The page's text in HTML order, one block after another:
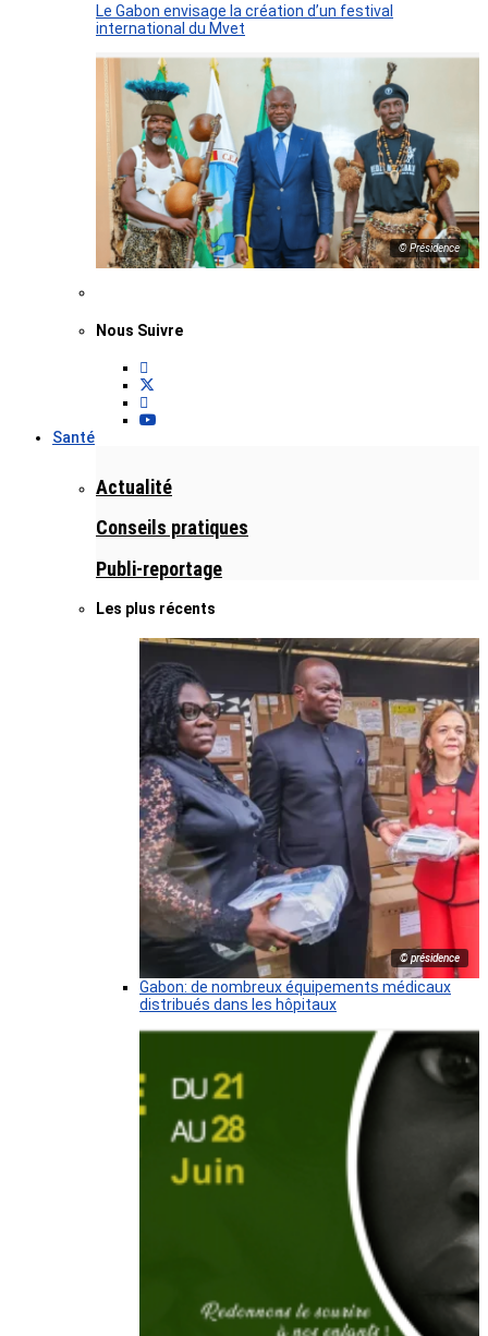
Le Gabon envisage la création d’un festival
international du Mvet
© Présidence
Nous Suivre
Santé
Actualité
Conseils pratiques
Publi-reportage
Les plus récents
© présidence
Gabon: de nombreux équipements médicaux
distribués dans les hôpitaux